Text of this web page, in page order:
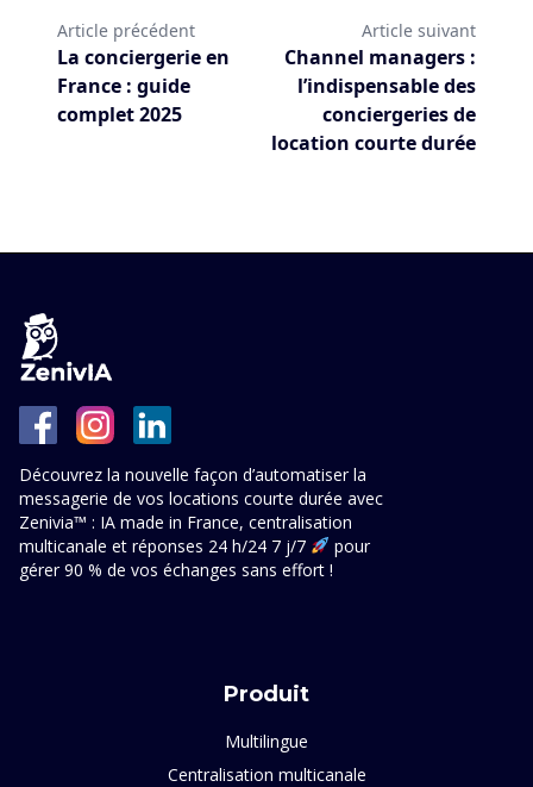
Article précédent
La conciergerie en
France : guide
complet 2025
Article suivant
Channel managers :
l’indispensable des
conciergeries de
location courte durée
Découvrez la nouvelle façon d’automatiser la
messagerie de vos locations courte durée avec
Zenivia™ : IA made in France, centralisation
multicanale et réponses 24 h/24 7 j/7
pour
gérer 90 % de vos échanges sans effort !
Produit
Multilingue
Centralisation multicanale